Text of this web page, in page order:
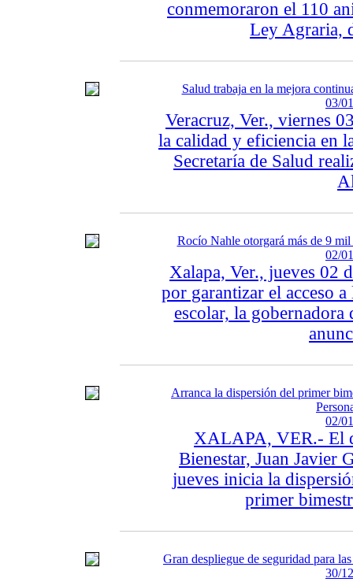
conmemoraron el 110
Ley Agraria,
Salud trabaja en la mejora
03/
Veracruz, Ver., viernes
la calidad y eficiencia en
Secretaría de Salud
Rocío Nahle otorgará más de 9 mil
02/
Xalapa, Ver., jueves 02
por garantizar el acceso
escolar, la
Arranca la dispersión del primer
02/
XALAPA, VER.- El
Bienestar, Juan Javier
jueves inicia la
primer
Gran despliegue de seguridad para
30/